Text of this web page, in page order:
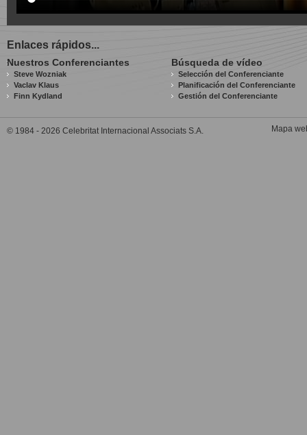
Enlaces rápidos...
Nuestros Conferenciantes
Steve Wozniak
Vaclav Klaus
Finn Kydland
Búsqueda de vídeo
Selección del Conferenciante
Planificación del Conferenciante
Gestión del Conferenciante
© 1984 - 2026 Celebritat Internacional Associats S.A. Mapa